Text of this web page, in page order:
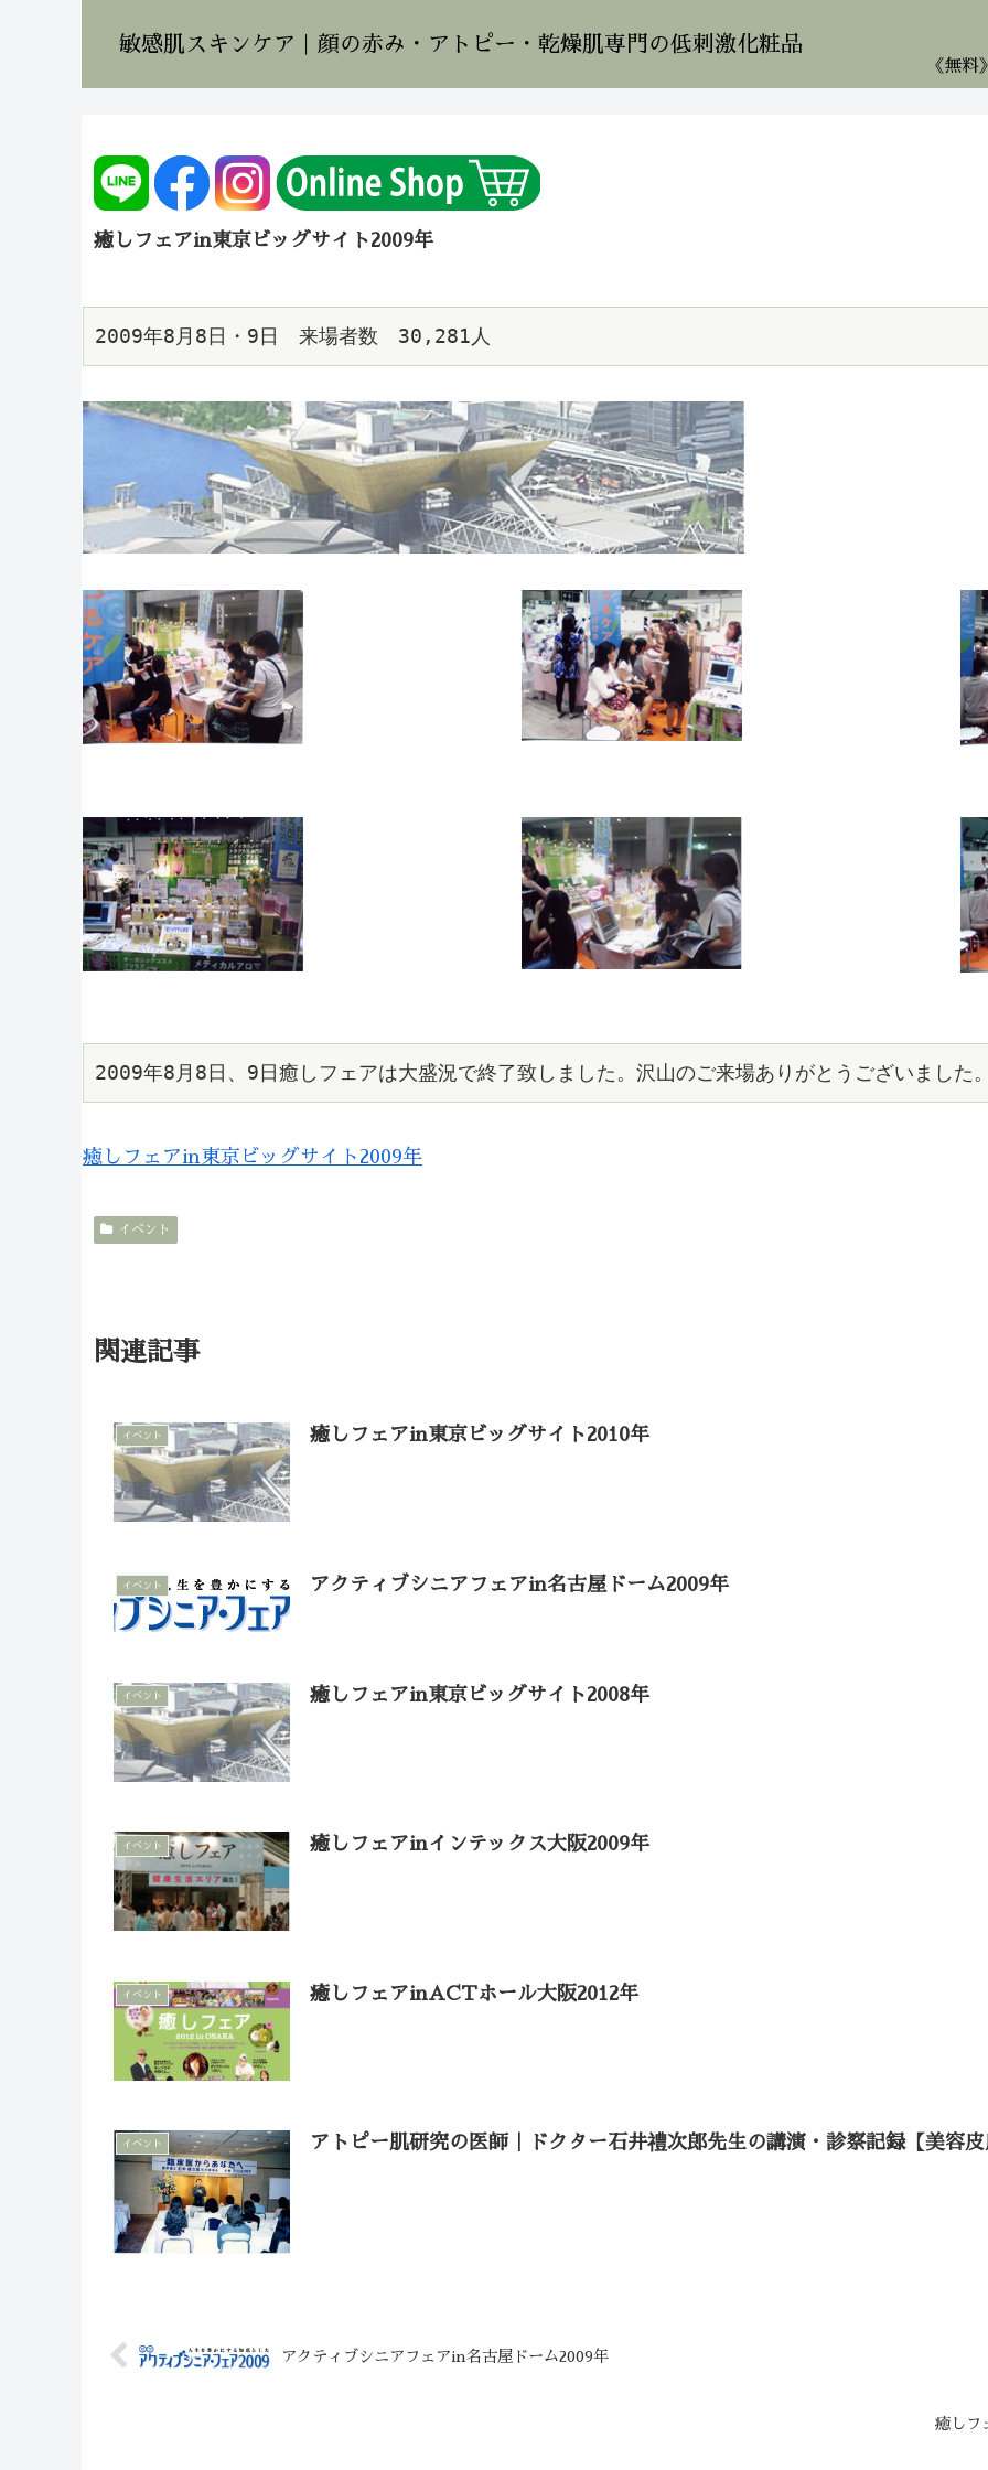
敏感肌スキンケア｜顔の赤み・アトピー・乾燥肌専門の低刺激化粧品
癒しフェアin東京ビッグサイト2009年
2009年8月8日・9日　来場者数　30,281人
2009年8月8日、9日癒しフェアは大盛況で終了致しました。沢山のご来場ありがとうございました。
癒しフェアin東京ビッグサイト2009年
イベント
関連記事
イベント 癒しフェアin東京ビッグサイト2010年
イベント アクティブシニアフェアin名古屋ドーム2009年
イベント 癒しフェアin東京ビッグサイト2008年
イベント 癒しフェアinインテックス大阪2009年
イベント 癒しフェアinACTホール大阪2012年
イベント アトピー肌研究の医師｜ドクター石井禮次郎先生の講演・診察記録【美容皮
アクティブシニアフェアin名古屋ドーム2009年
癒しフ